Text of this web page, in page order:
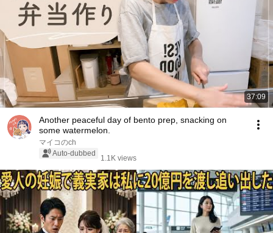
37:09
Another peaceful day of bento prep, snacking on
some watermelon.
マイコのch
Auto-dubbed
1.1K views